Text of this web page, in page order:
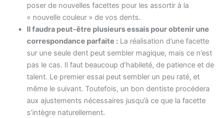
poser de nouvelles facettes pour les assortir à la
« nouvelle couleur » de vos dents.
Il faudra peut-être plusieurs essais pour obtenir une
correspondance parfaite :La réalisation d’une facette
sur une seule dent peut sembler magique, mais ce n’est
pas le cas. Il faut beaucoup d’habileté, de patience et de
talent. Le premier essai peut sembler un peu raté, et
même le suivant. Toutefois, un bon dentiste procédera
aux ajustements nécessaires jusqu’à ce que la facette
s’intègre naturellement.